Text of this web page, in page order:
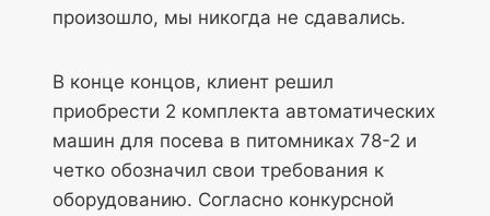
произошло, мы никогда не сдавались.
В конце концов, клиент решил
приобрести 2 комплекта автоматических
машин для посева в питомниках 78-2 и
четко обозначил свои требования к
оборудованию. Согласно конкурсной